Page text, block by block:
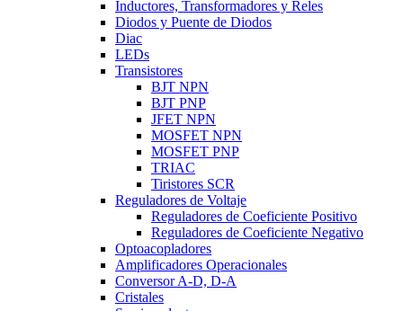
Inductores, Transformadores y Reles
Diodos y Puente de Diodos
Diac
LEDs
Transistores
BJT NPN
BJT PNP
JFET NPN
MOSFET NPN
MOSFET PNP
TRIAC
Tiristores SCR
Reguladores de Voltaje
Reguladores de Coeficiente Positivo
Reguladores de Coeficiente Negativo
Optoacopladores
Amplificadores Operacionales
Conversor A-D, D-A
Cristales